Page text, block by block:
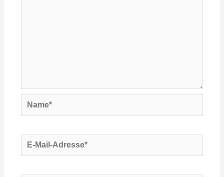
Name*
E-
Mail-